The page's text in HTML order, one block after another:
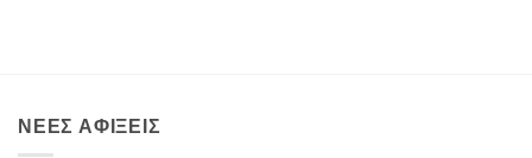
ΝΈΕΣ ΑΦΊΞΕΙΣ